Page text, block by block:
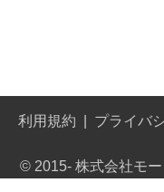
利用規約 プライバ
© 2015- 株式会社モ